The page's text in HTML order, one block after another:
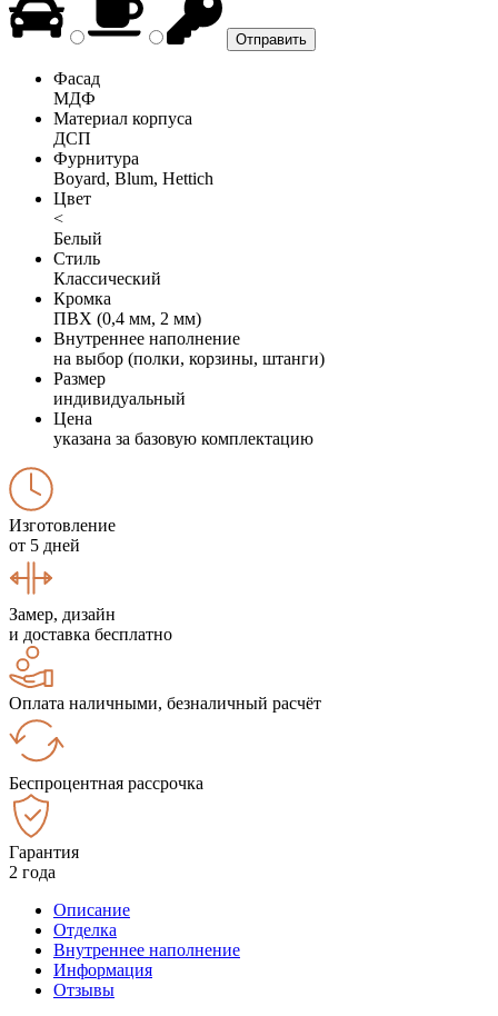
Фасад
МДФ
Материал корпуса
ДСП
Фурнитура
Boyard, Blum, Hettich
Цвет
<
Белый
Стиль
Классический
Кромка
ПВХ (0,4 мм, 2 мм)
Внутреннее наполнение
на выбор (полки, корзины, штанги)
Размер
индивидуальный
Цена
указана за базовую комплектацию
Изготовление
от 5 дней
Замер, дизайн
и доставка бесплатно
Оплата наличными, безналичный расчёт
Беспроцентная рассрочка
Гарантия
2 года
Описание
Отделка
Внутреннее наполнение
Информация
Отзывы